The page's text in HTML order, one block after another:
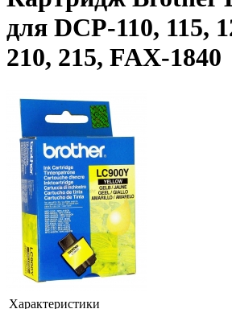
для DCP-110, 115,
210, 215, FAX-1840
Характеристики